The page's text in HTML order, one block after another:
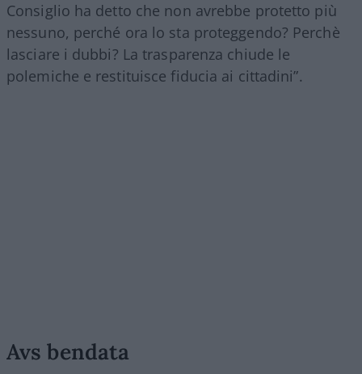
Consiglio ha detto che non avrebbe protetto più
nessuno, perché ora lo sta proteggendo? Perchè
lasciare i dubbi? La trasparenza chiude le
polemiche e restituisce fiducia ai cittadini”.
Avs bendata